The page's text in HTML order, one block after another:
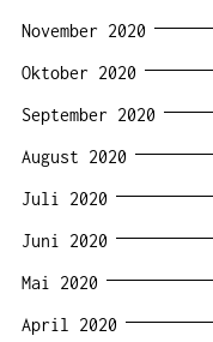
November 2020
Oktober 2020
September 2020
August 2020
Juli 2020
Juni 2020
Mai 2020
April 2020